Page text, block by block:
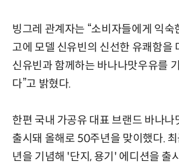
빙그레 관계자는 “소비자들에게 익숙
고에 모델 신유빈의 신선한 유쾌함을
신유빈과 함께하는 바나나맛우유를
다”고 밝혔다.
한편 국내 가공유 대표 브랜드 바나
출시돼 올해로 50주년을 맞이했다.
년을 기념해 '단지, 용기' 에디션을 출